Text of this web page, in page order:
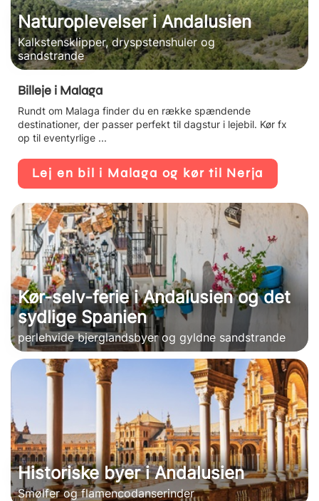
Naturoplevelser i Andalusien
Kalkstensklipper, dryspstenshuler og
sandstrande
Billeje i Malaga
Rundt om Malaga finder du en række spændende
destinationer, der passer perfekt til dagstur i lejebil. Kør fx
op til eventyrlige ...
Lej en bil i Malaga og kør til Nerja
Kør-selv-ferie i Andalusien og det
sydlige Spanien
perlehvide bjerglandsbyer og gyldne sandstrande
Historiske byer i Andalusien
Smølfer og flamencodanserinder